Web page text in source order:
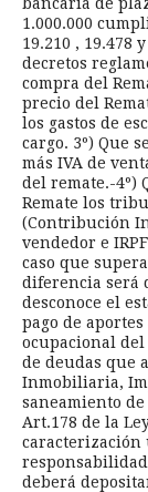
bancaria de
1.000.000
19.210 , 19.478
decretos
compra del
precio del
los gastos de
cargo. 3º) Que
más IVA de
del remate.-4º)
Remate los
(Contribución
vendedor e
caso que
diferencia será
desconoce el
pago de
ocupacional del
de deudas que
Inmobiliaria,
saneamiento
Art.178 de la
caracterización
deberá